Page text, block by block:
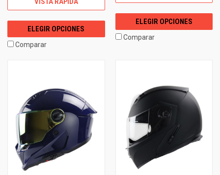
ELEGIR OPCIONES
Comparar
ELEGIR OPCIONES
Comparar